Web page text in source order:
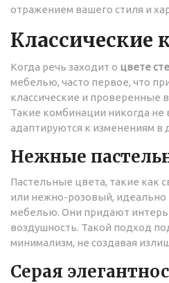
отражением вашего стиля и
Классические
Когда речь заходит о цвете
мебелью, часто первое, что
классические и проверенные
Такие комбинации никогда
адаптируются к изменениям в
Нежные
Пастельные цвета, такие как
или нежно-розовый, идеально
мебелью. Они придают
воздушность. Такой подход
минимализм, не создавая
Серая